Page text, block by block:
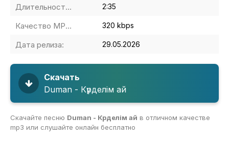
Длительность MP3: 2:35
Качество MP3: 320 kbps
Дата релиза: 29.05.2026
Скачать
Duman - Күрделім ай
Скачайте песню Duman - Күрделім ай в отличном качестве
mp3 или слушайте онлайн бесплатно